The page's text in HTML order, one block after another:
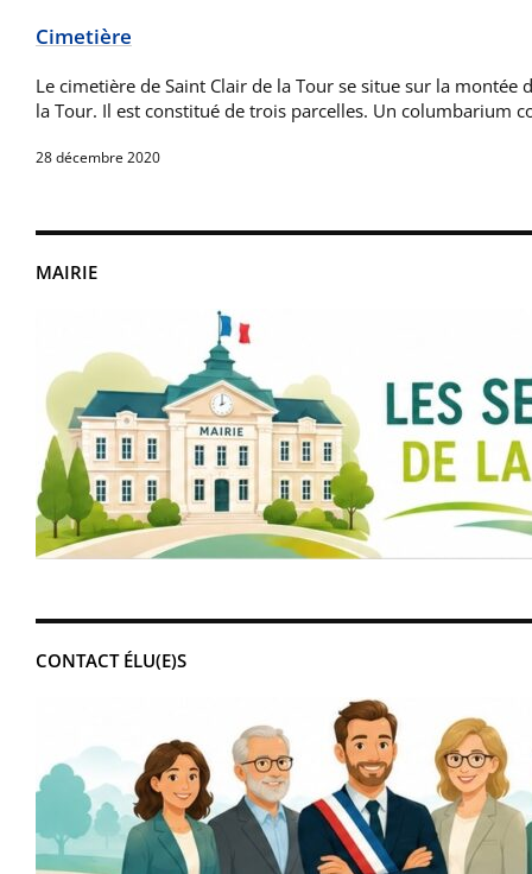
MAIRIE
CONTACT ÉLU(E)S
Cimetière
Le cimetière de Saint Clair de la Tour se situe sur la montée
la Tour. Il est constitué de trois parcelles. Un columbarium
28 décembre 2020